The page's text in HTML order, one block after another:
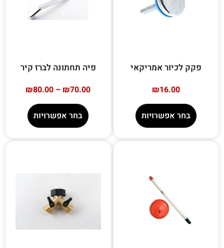
פקק לכיור אמריקאי
₪16.00
בחר אפשרויות
פיה תחתונה לברז קיר
₪70.00
–
₪80.00
בחר אפשרויות